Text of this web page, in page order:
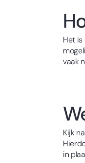
Het is
vaak
Kijk
in